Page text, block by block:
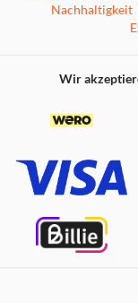
Nachhaltigkeit
Wir